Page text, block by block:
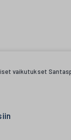
vaikutukset